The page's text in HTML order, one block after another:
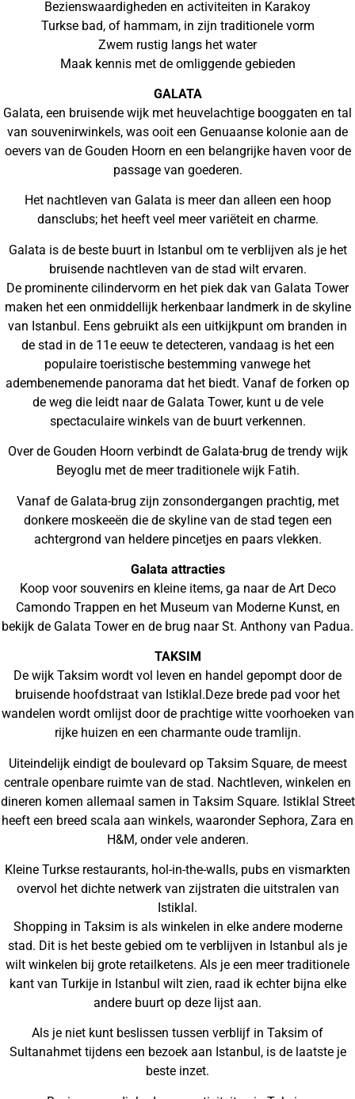
Bezienswaardigheden en activiteiten in Karakoy
Turkse bad, of hammam, in zijn traditionele vorm
Zwem rustig langs het water
Maak kennis met de omliggende gebieden
GALATA
Galata, een bruisende wijk met heuvelachtige booggaten en tal
van souvenirwinkels, was ooit een Genuaanse kolonie aan de
oevers van de Gouden Hoorn en een belangrijke haven voor de
passage van goederen.
Het nachtleven van Galata is meer dan alleen een hoop
dansclubs; het heeft veel meer variëteit en charme.
Galata is de beste buurt in Istanbul om te verblijven als je het
bruisende nachtleven van de stad wilt ervaren.
De prominente cilindervorm en het piek dak van Galata Tower
maken het een onmiddellijk herkenbaar landmerk in de skyline
van Istanbul. Eens gebruikt als een uitkijkpunt om branden in
de stad in de 11e eeuw te detecteren, vandaag is het een
populaire toeristische bestemming vanwege het
adembenemende panorama dat het biedt. Vanaf de forken op
de weg die leidt naar de Galata Tower, kunt u de vele
spectaculaire winkels van de buurt verkennen.
Over de Gouden Hoorn verbindt de Galata-brug de trendy wijk
Beyoglu met de meer traditionele wijk Fatih.
Vanaf de Galata-brug zijn zonsondergangen prachtig, met
donkere moskeeën die de skyline van de stad tegen een
achtergrond van heldere pincetjes en paars vlekken.
Galata attracties
Koop voor souvenirs en kleine items, ga naar de Art Deco
Camondo Trappen en het Museum van Moderne Kunst, en
bekijk de Galata Tower en de brug naar St. Anthony van Padua.
TAKSIM
De wijk Taksim wordt vol leven en handel gepompt door de
bruisende hoofdstraat van Istiklal.Deze brede pad voor het
wandelen wordt omlijst door de prachtige witte voorhoeken van
rijke huizen en een charmante oude tramlijn.
Uiteindelijk eindigt de boulevard op Taksim Square, de meest
centrale openbare ruimte van de stad. Nachtleven, winkelen en
dineren komen allemaal samen in Taksim Square. Istiklal Street
heeft een breed scala aan winkels, waaronder Sephora, Zara en
H&M, onder vele anderen.
Kleine Turkse restaurants, hol-in-the-walls, pubs en vismarkten
overvol het dichte netwerk van zijstraten die uitstralen van
Istiklal.
Shopping in Taksim is als winkelen in elke andere moderne
stad. Dit is het beste gebied om te verblijven in Istanbul als je
wilt winkelen bij grote retailketens. Als je een meer traditionele
kant van Turkije in Istanbul wilt zien, raad ik echter bijna elke
andere buurt op deze lijst aan.
Als je niet kunt beslissen tussen verblijf in Taksim of
Sultanahmet tijdens een bezoek aan Istanbul, is de laatste je
beste inzet.